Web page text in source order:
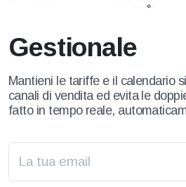
Gestionale
Mantieni le tariffe e il calendario
canali di vendita ed evita le
fatto in tempo reale,